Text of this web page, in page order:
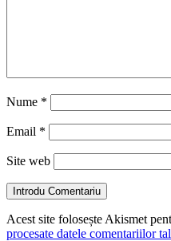
Nume *
Email *
Site web
Introdu Comentariu
Acest site folosește Akismet
procesate datele comentariilor